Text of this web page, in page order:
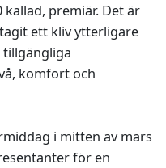
kallad, premiär. Det är
ett kliv ytterligare
tillgängliga
komfort och
i mitten av mars
för en